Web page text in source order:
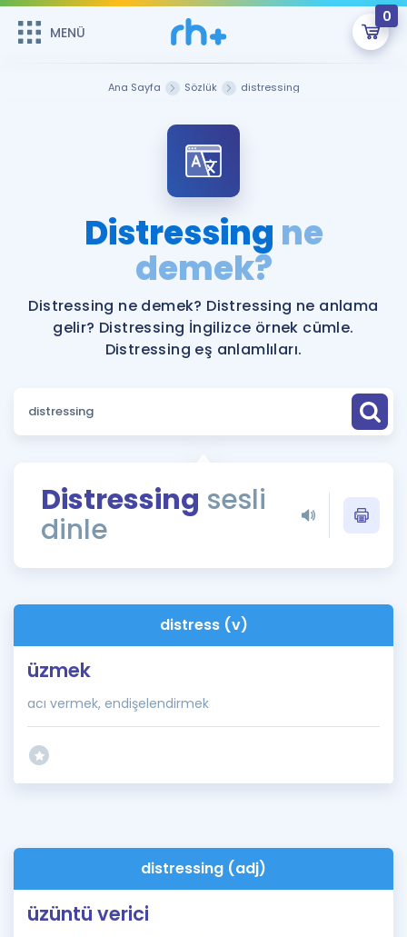
MENÜ
0
Şifremi Hatırlamıyorum
Sepetin Şu An Boş.
Remzi Hoca ile seni sınava hazırlayacak onlarca eğitim seni
bekliyor!
MENÜ
Katılımcı Görüşleri
Faydalı Araçlar
Ücretsiz Kaynaklar
Puan Hesaplama
ÖSYM Sınav Takvimi
Kampanyalar
İngilizce Gramer
İngilizce Gramer
Ana Sayfa Sözlük distressing
Distressing ne
demek?
Distressing ne demek? Distressing ne anlama
gelir? Distressing İngilizce örnek cümle.
Distressing eş anlamlıları.
Distressing sesli
dinle
distress (v)
üzmek
acı vermek, endişelendirmek
distressing (adj)
üzüntü verici